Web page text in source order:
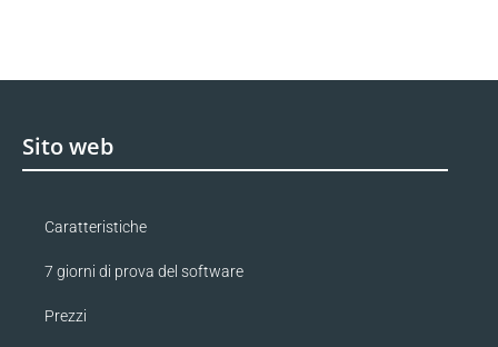
Sito web
Caratteristiche
7 giorni di prova del software
Prezzi